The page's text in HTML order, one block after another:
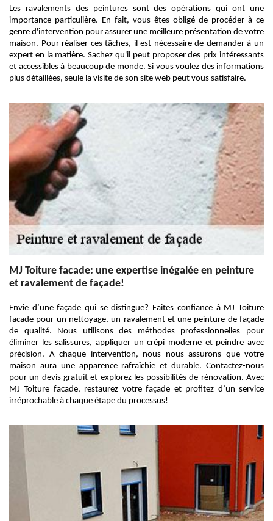
Les ravalements des peintures sont des opérations qui ont une
importance particulière. En fait, vous êtes obligé de procéder à ce
genre d'intervention pour assurer une meilleure présentation de votre
maison. Pour réaliser ces tâches, il est nécessaire de demander à un
expert en la matière. Sachez qu'il peut proposer des prix intéressants
et accessibles à beaucoup de monde. Si vous voulez des informations
plus détaillées, seule la visite de son site web peut vous satisfaire.
MJ Toiture facade: une expertise inégalée en peinture
et ravalement de façade!
Envie d’une façade qui se distingue? Faites confiance à MJ Toiture
facade pour un nettoyage, un ravalement et une peinture de façade
de qualité. Nous utilisons des méthodes professionnelles pour
éliminer les salissures, appliquer un crépi moderne et peindre avec
précision. A chaque intervention, nous nous assurons que votre
maison aura une apparence rafraîchie et durable. Contactez-nous
pour un devis gratuit et explorez les possibilités de rénovation. Avec
MJ Toiture facade, restaurez votre façade et profitez d’un service
irréprochable à chaque étape du processus!